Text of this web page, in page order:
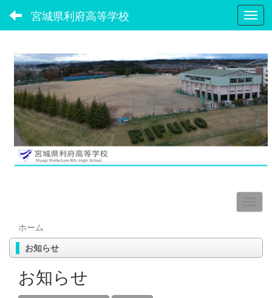
宮城県利府高等学校
ホーム
お知らせ
お知らせ